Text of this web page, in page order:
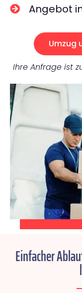
Angebot
Umzug
Ihre Anfrage ist
Einfacher